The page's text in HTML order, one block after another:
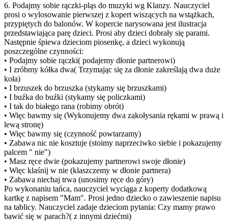
6. Podajmy sobie rączki-pląs do muzyki wg Klanzy. Nauczyciel
prosi o wylosowanie pierwszej z kopert wiszących na wstążkach,
przypiętych do balonów. W kopercie narysowana jest ilustracja
przedstawiająca parę dzieci. Prosi aby dzieci dobrały się parami.
Następnie śpiewa dzieciom piosenkę, a dzieci wykonują
poszczególne czynności:
• Podajmy sobie rączki( podajemy dłonie partnerowi)
• I zróbmy kółka dwa( Trzymając się za dłonie zakreślają dwa duże
koła)
• I brzuszek do brzuszka (stykamy się brzuszkami)
• I buźka do buźki (stykamy się policzkami)
• I tak do białego rana (robimy obrót)
• Więc bawmy się (Wykonujemy dwa zakołysania rękami w prawą i
lewą stronę)
• Więc bawmy się (czynność powtarzamy)
• Zabawa nic nie kosztuje (stoimy naprzeciwko siebie i pokazujemy
palcem " nie")
• Masz ręce dwie (pokazujemy partnerowi swoje dłonie)
• Więc klaśnij w nie (klaszczemy w dłonie partnera)
• Zabawa niechaj trwa (unosimy ręce do góry)
Po wykonaniu tańca, nauczyciel wyciąga z koperty dodatkową
kartkę z napisem "Mam". Prosi jedno dziecko o zawieszenie napisu
na tablicy. Nauczyciel zadaje dzieciom pytania: Czy mamy prawo
bawić się w parach?( z innymi dziećmi)